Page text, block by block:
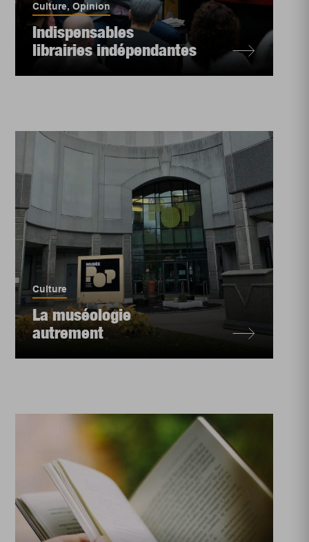
Culture,Opinion
Indispensables
librairies indépendantes
Culture
La muséologie
autrement